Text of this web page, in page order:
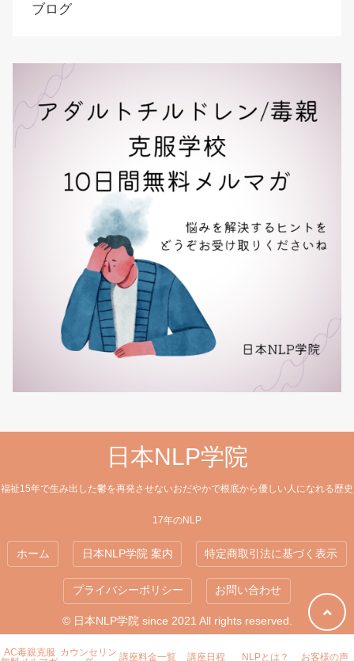
ブログ
日本NLP学院
福祉15年で生み出した鬱を再発させないおだやかで根底から優しい人になれる歴史
17年のNLP
ホーム 日本NLP学院 案内 特定商取引法に基づく表示
プライバシーポリシー お問い合わせ
© 日本NLP学院 since 2021 All rights reserved.
AC毒親克服 カウンセリン 講座料金一覧 講座日程 NLPとは？ お客様の声